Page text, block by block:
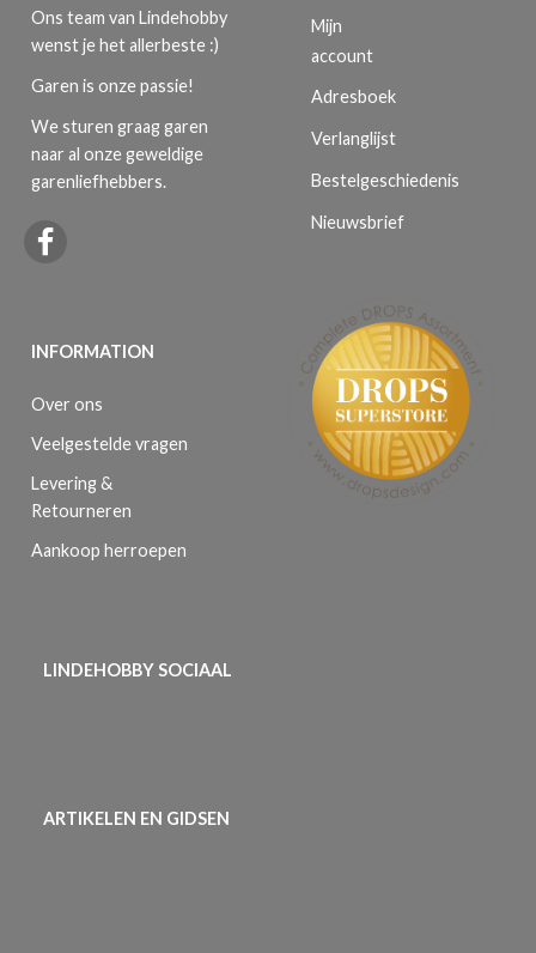
Ons team van Lindehobby
wenst je het allerbeste :)
Garen is onze passie!
We sturen graag garen
naar al onze geweldige
garenliefhebbers.
INFORMATION
Over ons
Veelgestelde vragen
Levering &
Retourneren
Aankoop herroepen
Mijn
account
Adresboek
Verlanglijst
Bestelgeschiedenis
Nieuwsbrief
LINDEHOBBY SOCIAAL
ARTIKELEN EN GIDSEN